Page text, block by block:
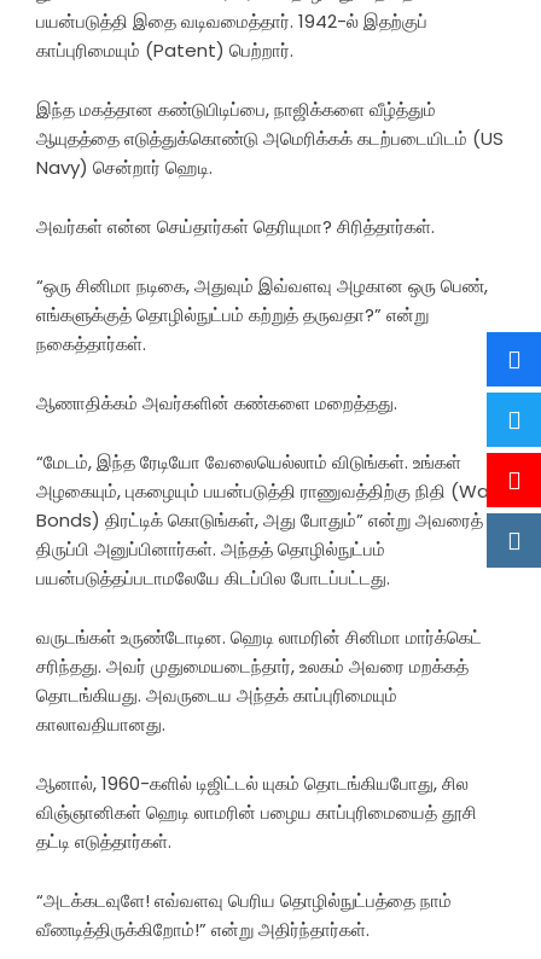
பயன்படுத்தி இதை வடிவமைத்தார். 1942-ல் இதற்குப்
காப்புரிமையும் (Patent) பெற்றார்.
இந்த மகத்தான கண்டுபிடிப்பை, நாஜிக்களை வீழ்த்தும்
ஆயுதத்தை எடுத்துக்கொண்டு அமெரிக்கக் கடற்படையிடம் (US
Navy) சென்றார் ஹெடி.
அவர்கள் என்ன செய்தார்கள் தெரியுமா? சிரித்தார்கள்.
“ஒரு சினிமா நடிகை, அதுவும் இவ்வளவு அழகான ஒரு பெண்,
எங்களுக்குத் தொழில்நுட்பம் கற்றுத் தருவதா?” என்று
நகைத்தார்கள்.
ஆணாதிக்கம் அவர்களின் கண்களை மறைத்தது.
“மேடம், இந்த ரேடியோ வேலையெல்லாம் விடுங்கள். உங்கள்
அழகையும், புகழையும் பயன்படுத்தி ராணுவத்திற்கு நிதி (War
Bonds) திரட்டிக் கொடுங்கள், அது போதும்” என்று அவரைத்
திருப்பி அனுப்பினார்கள். அந்தத் தொழில்நுட்பம்
பயன்படுத்தப்படாமலேயே கிடப்பில போடப்பட்டது.
வருடங்கள் உருண்டோடின. ஹெடி லாமரின் சினிமா மார்க்கெட்
சரிந்தது. அவர் முதுமையடைந்தார், உலகம் அவரை மறக்கத்
தொடங்கியது. அவருடைய அந்தக் காப்புரிமையும்
காலாவதியானது.
ஆனால், 1960-களில் டிஜிட்டல் யுகம் தொடங்கியபோது, சில
விஞ்ஞானிகள் ஹெடி லாமரின் பழைய காப்புரிமையைத் தூசி
தட்டி எடுத்தார்கள்.
“அடக்கடவுளே! எவ்வளவு பெரிய தொழில்நுட்பத்தை நாம்
வீணடித்திருக்கிறோம்!” என்று அதிர்ந்தார்கள்.